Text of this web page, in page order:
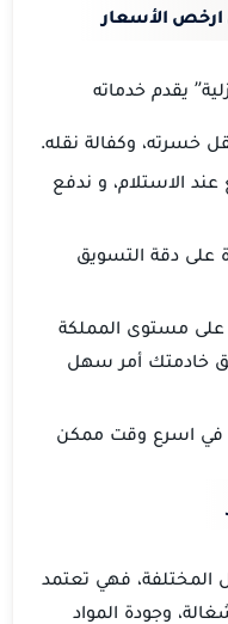
ارخص الأسعار
يقدم خدماته
خسرته، وكفالة نقله.
الاستلام، و ندفع
على دقة التسويق
على مستوى المملكة
خادمتك أمر سهل
في اسرع وقت ممكن
المختلفة، فهي تعتمد
وجودة المواد